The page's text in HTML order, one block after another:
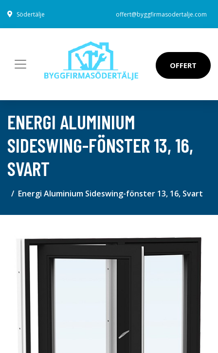
Södertälje offert@byggfirmasodertalje.com
OFFERT
ENERGI ALUMINIUM
SIDESWING-FÖNSTER 13, 16,
SVART
Energi Aluminium Sideswing-fönster 13, 16, Svart